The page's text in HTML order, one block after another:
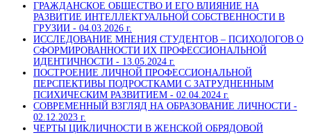
ГРАЖДАНСКОЕ ОБЩЕСТВО И ЕГО ВЛИЯНИЕ НА
РАЗВИТИЕ ИНТЕЛЛЕКТУАЛЬНОЙ СОБСТВЕННОСТИ В
ГРУЗИИ - 04.03.2026 г.
ИССЛЕДОВАНИЕ МНЕНИЯ СТУДЕНТОВ – ПСИХОЛОГОВ О
СФОРМИРОВАННОСТИ ИХ ПРОФЕССИОНАЛЬНОЙ
ИДЕНТИЧНОСТИ - 13.05.2024 г.
ПОСТРОЕНИЕ ЛИЧНОЙ ПРОФЕССИОНАЛЬНОЙ
ПЕРСПЕКТИВЫ ПОДРОСТКАМИ С ЗАТРУДНЕННЫМ
ПСИХИЧЕСКИМ РАЗВИТИЕМ - 02.04.2024 г.
СОВРЕМЕННЫЙ ВЗГЛЯД НА ОБРАЗОВАНИЕ ЛИЧНОСТИ -
02.12.2023 г.
ЧЕРТЫ ЦИКЛИЧНОСТИ В ЖЕНСКОЙ ОБРЯДОВОЙ